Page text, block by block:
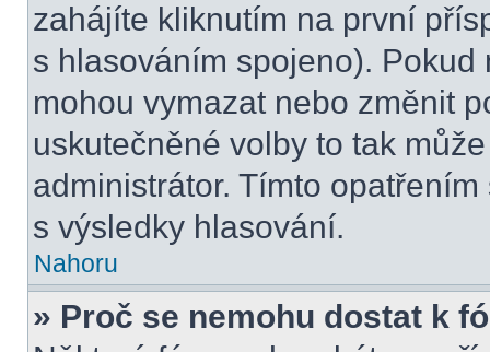
zahájíte kliknutím na první
s hlasováním spojeno).
mohou vymazat nebo změnit
uskutečněné volby to tak
administrátor. Tímto
s výsledky hlasování.
Nahoru
» Proč se nemohu dostat k